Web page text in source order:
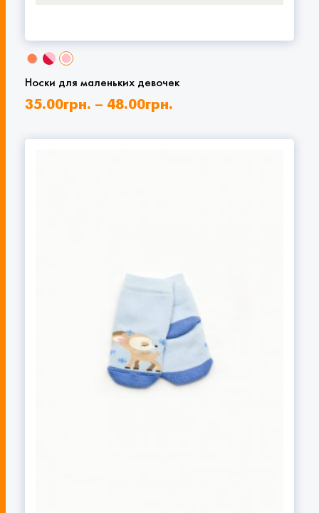
Носки для маленьких девочек
35.00грн. – 48.00грн.